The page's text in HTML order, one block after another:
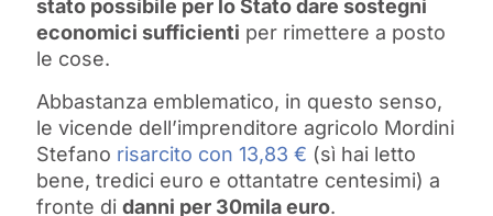
stato possibile per lo Stato dare sostegni
economici sufficienti per rimettere a posto
le cose.
Abbastanza emblematico, in questo senso,
le vicende dell’imprenditore agricolo Mordini
Stefano risarcito con 13,83 € (sì hai letto
bene, tredici euro e ottantatre centesimi) a
fronte di danni per 30mila euro.